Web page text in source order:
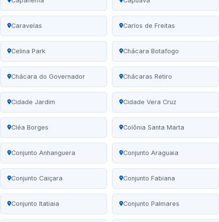
Caravelas Carlos de Freitas
Celina Park Chácara Botafogo
Chácara do Governador Chácaras Retiro
Cidade Jardim Cidade Vera Cruz
Cléa Borges Colônia Santa Marta
Conjunto Anhanguera Conjunto Araguaia
Conjunto Caiçara Conjunto Fabiana
Conjunto Itatiaia Conjunto Palmares